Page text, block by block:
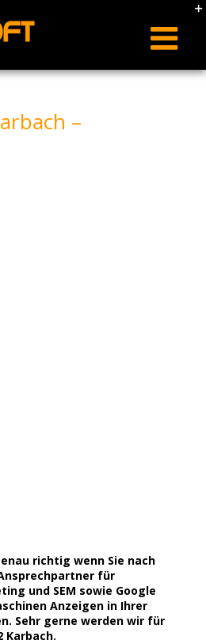
–
richtig wenn Sie nach
für
und SEM sowie Google
Anzeigen in Ihrer
Sehr gerne werden wir für
Karbach.